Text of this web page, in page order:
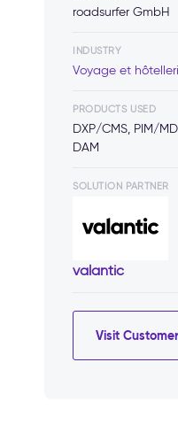
roadsurfer GmbH
INDUSTRY
Voyage et
PRODUCTS USED
DXP/CMS, PIM/
DAM
SOLUTION PARTNER
valantic
Visit